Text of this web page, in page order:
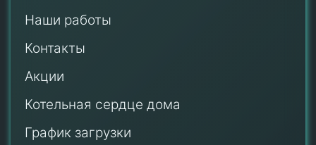
Наши работы
Контакты
Акции
Котельная сердце дома
График загрузки